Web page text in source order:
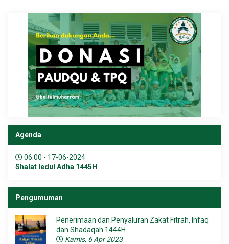
Agenda
06:00 - 17-06-2024
Shalat Iedul Adha 1445H
Pengumuman
Penerimaan dan Penyaluran Zakat Fitrah, Infaq
dan Shadaqah 1444H
Kamis, 6 Apr 2023